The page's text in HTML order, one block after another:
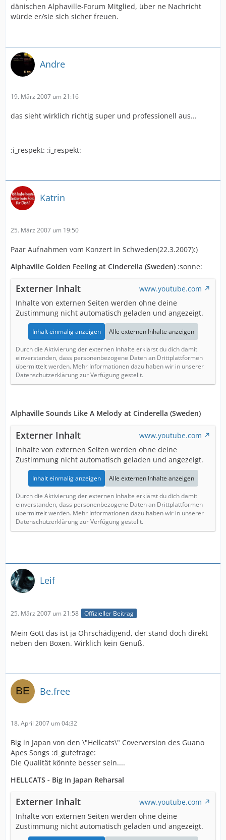
dänischen Alphaville-Forum Mitglied, über ne Nachricht
würde er/sie sich sicher freuen.
Andre
19. März 2007 um 21:16
das sieht wirklich richtig super und professionell aus...
:i_respekt: :i_respekt:
Katrin
25. März 2007 um 19:50
Paar Aufnahmen vom Konzert in Schweden(22.3.2007):)
Alphaville Golden Feeling at Cinderella (Sweden) :sonne:
Externer Inhalt
www.youtube.com
Inhalte von externen Seiten werden ohne deine
Zustimmung nicht automatisch geladen und angezeigt.
Inhalt einmalig anzeigen Alle externen Inhalte anzeigen
Durch die Aktivierung der externen Inhalte erklärst du dich damit
einverstanden, dass personenbezogene Daten an Drittplattformen
übermittelt werden. Mehr Informationen dazu haben wir in unserer
Datenschutzerklärung zur Verfügung gestellt.
Alphaville Sounds Like A Melody at Cinderella (Sweden)
Externer Inhalt
www.youtube.com
Inhalte von externen Seiten werden ohne deine
Zustimmung nicht automatisch geladen und angezeigt.
Inhalt einmalig anzeigen Alle externen Inhalte anzeigen
Durch die Aktivierung der externen Inhalte erklärst du dich damit
einverstanden, dass personenbezogene Daten an Drittplattformen
übermittelt werden. Mehr Informationen dazu haben wir in unserer
Datenschutzerklärung zur Verfügung gestellt.
Leif
25. März 2007 um 21:58 Offizieller Beitrag
Mein Gott das ist ja Ohrschädigend, der stand doch direkt
neben den Boxen. Wirklich kein Genuß.
Be.free
18. April 2007 um 04:32
Big in Japan von den \"Hellcats\" Coverversion des Guano
Apes Songs :d_gutefrage:
Die Qualität könnte besser sein....
HELLCATS - Big In Japan Reharsal
Externer Inhalt
www.youtube.com
Inhalte von externen Seiten werden ohne deine
Zustimmung nicht automatisch geladen und angezeigt.